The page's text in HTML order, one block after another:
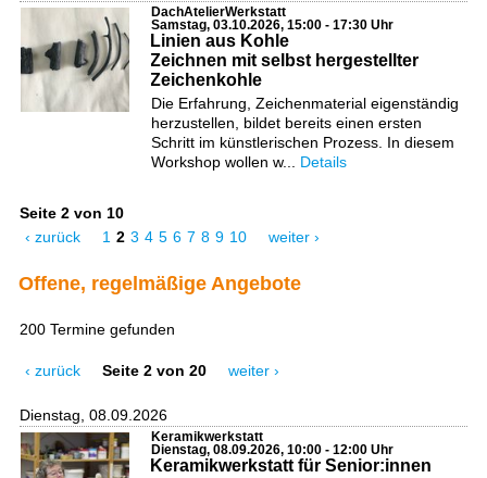
DachAtelierWerkstatt
Samstag, 03.10.2026, 15:00 - 17:30 Uhr
Linien aus Kohle
Zeichnen mit selbst hergestellter
Zeichenkohle
Die Erfahrung, Zeichenmaterial eigenständig
herzustellen, bildet bereits einen ersten
Schritt im künstlerischen Prozess. In diesem
Workshop wollen w... Details
Seite 2 von 10
‹ zurück
1 2 3 4 5 6 7 8 9 10 weiter ›
Offene, regelmäßige Angebote
200 Termine gefunden
‹ zurück Seite 2 von 20 weiter ›
Dienstag, 08.09.2026
Keramikwerkstatt
Dienstag, 08.09.2026, 10:00 - 12:00 Uhr
Keramikwerkstatt für Senior:innen